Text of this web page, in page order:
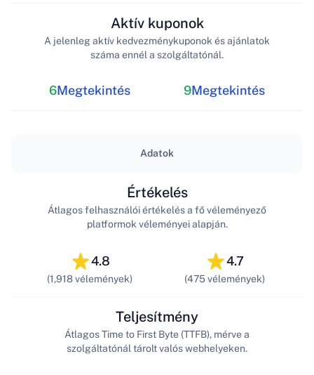
6Megtekintés
Aktív kuponok
A jelenleg aktív kedvezménykuponok és ajánlatok
száma ennél a szolgáltatónál.
9Megtekintés
Adatok
4.8
(1,918 vélemények)
Értékelés
Átlagos felhasználói értékelés a fő véleményező
platformok véleményei alapján.
4.7
(475 vélemények)
Teljesítmény
Átlagos Time to First Byte (TTFB), mérve a
szolgáltatónál tárolt valós webhelyeken.